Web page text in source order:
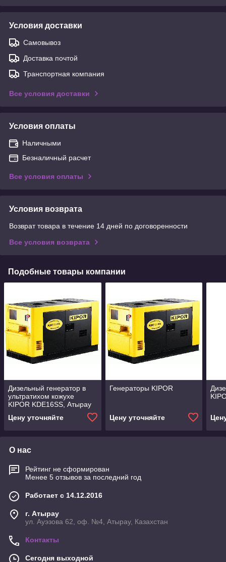
Условия доставки
Самовывоз
Доставка почтой
Транспортная компания
Все условия доставки
Условия оплаты
Наличными
Безналичный расчет
Все условия оплаты
Условия возврата
Возврат товара в течение 14 дней по договоренности
Все условия возврата
Подобные товары компании
Дизельный генератор в
ультратихом кожухе
KIPOR KDE16SS, Атырау
Цену уточняйте
Генераторы KIPOR
Цену уточняйте
О нас
Рейтинг не сформирован
Менее 5 отзывов за последний год
Работает с 14.12.2016
г. Атырау
ул. Ауэзова 62, оф. №4, Атырау, Казахстан
Контакты
Сегодня выходной